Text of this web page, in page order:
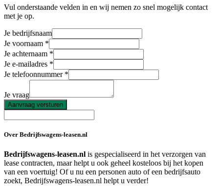
Vul onderstaande velden in en wij nemen zo snel mogelijk contact
met je op.
Je bedrijfsnaam
Je voornaam
Je achternaam
Je e-mailadres
Je telefoonnummer
Je vraag
Aanvraag versturen
Over Bedrijfswagens-leasen.nl
Bedrijfswagens-leasen.nl is gespecialiseerd in het verzorgen van
lease contracten, maar helpt u ook geheel kosteloos bij het kopen
van een voertuig! Of u nu een personen auto of een bedrijfsauto
zoekt, Bedrijfswagens-leasen.nl helpt u verder!